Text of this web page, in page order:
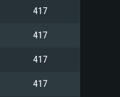
는 Nvidia
그래픽 드라
드라이버를
소사양 지원
417
417
417
417